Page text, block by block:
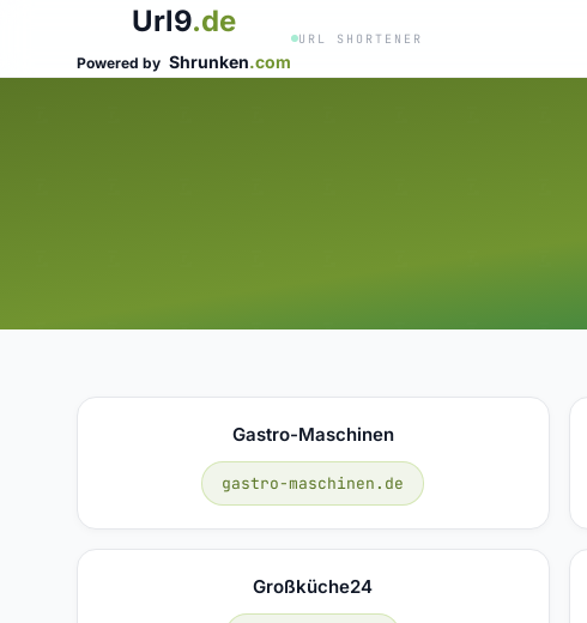
Url9.de
Powered by Shrunken.com
URL SHORTENER
Gastro-Maschinen
gastro-maschinen.de
Großküche24